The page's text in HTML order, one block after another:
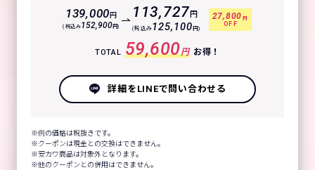
139,000円
(税込み152,900円)
113,727 円
(税込み125,100 円)
27,800 円
OFF
TOTAL 59,600円 お得！
詳細をLINEで問い合わせる
例の価格は税抜きです。
クーポンは現金との交換はできません。
安カワ商品は対象外となります。
他のクーポンとの併用はできません。